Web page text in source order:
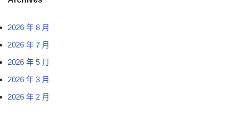
2026 年 8 月
2026 年 7 月
2026 年 5 月
2026 年 3 月
2026 年 2 月